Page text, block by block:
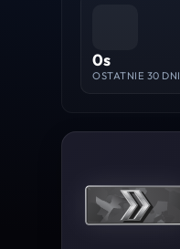
0s
OSTATNIE 30 DNI